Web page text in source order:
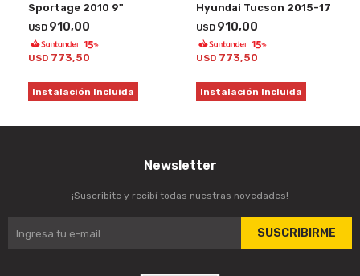
Sportage 2010 9"
USD 910,00
USD 773,50
Instalación Incluida
Hyundai Tucson 2015-17
USD 910,00
USD 773,50
Instalación Incluida
Newsletter
¡Suscribite y recibí todas nuestras novedades!
SUSCRIBIRME